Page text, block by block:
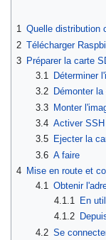
1 Quelle distribution
2 Télécharger
3 Préparer la carte
3.1
Déterminer
3.2
Démonter
3.3
Monter
3.4 Activer SSH
3.5
Ejecter la
3.6 A faire
4 Mise en route et
4.1 Obtenir
4.1.1 En
4.1.2
4.2 Se